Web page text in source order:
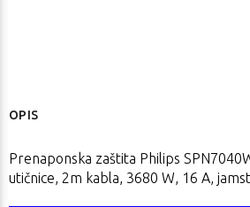
OPIS
Prenaponska zaštita Philips
utičnice, 2m kabla, 3680 W, 16 A,